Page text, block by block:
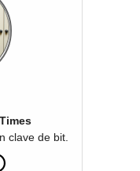
clave de bit.